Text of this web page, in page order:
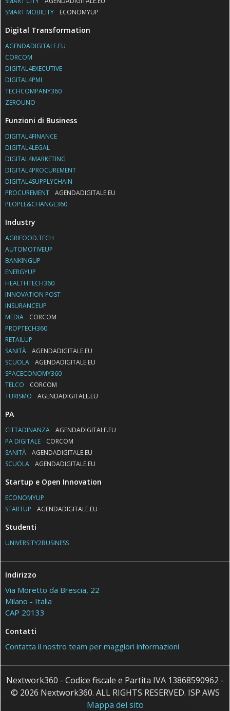
SMART MOBILITY
ECONOMYUP
Digital Transformation
AGENDADIGITALE.EU
CORCOM
DIGITAL4EXECUTIVE
DIGITAL4PMI
TECHCOMPANY360
ZEROUNO
Funzioni di Business
DIGITAL4FINANCE
DIGITAL4LEGAL
DIGITAL4MARKETING
DIGITAL4PROCUREMENT
DIGITAL4SUPPLYCHAIN
PROCUREMENT
AGENDADIGITALE.EU
PEOPLE&CHANGE360
Industry
AGRIFOOD.TECH
AUTOMOTIVEUP
BANKINGUP
ENERGYUP
HEALTHTECH360
INNOVATION POST
INSURANCEUP
MEDIA
CORCOM
PROPTECH360
RETAILUP
SANITÀ
AGENDADIGITALE.EU
SCUOLA
AGENDADIGITALE.EU
SPACECONOMY360
TELCO
CORCOM
TURISMO
AGENDADIGITALE.EU
PA
CITTADINANZA
AGENDADIGITALE.EU
PA DIGITALE
CORCOM
SANITÀ
AGENDADIGITALE.EU
SCUOLA
AGENDADIGITALE.EU
Startup e Open Innovation
ECONOMYUP
STARTUP
AGENDADIGITALE.EU
Studenti
UNIVERSITY2BUSINESS
Indirizzo
Via Moretto da Brescia, 22
Milano - Italia
CAP 20133
Contatti
Contatta il nostro team per maggiori informazioni
Nextwork360 - Codice fiscale e Partita IVA 13868590962 -
© 2026 Nextwork360. ALL RIGHTS RESERVED. ISP AWS
Mappa del sito